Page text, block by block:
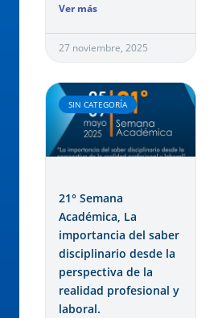
Ver más
27 noviembre, 2025
SIN CATEGORÍA
21° Semana
Académica, La
importancia del saber
disciplinario desde la
perspectiva de la
realidad profesional y
laboral.